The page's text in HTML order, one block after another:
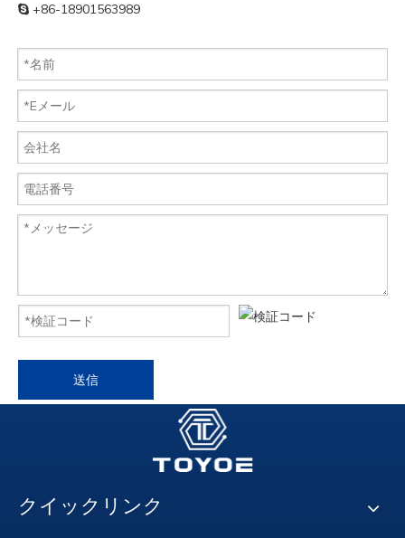
 +86-18901563989
送信
クイックリンク